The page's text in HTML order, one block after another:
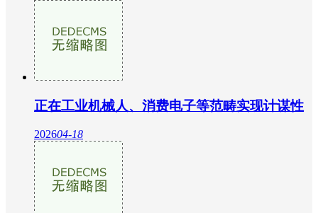
正在工业机械人、消费电子等范畴实现计谋性
202604-18